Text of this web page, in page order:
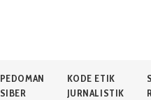
PEDOMAN
SIBER
KODE ETIK
JURNALISTIK